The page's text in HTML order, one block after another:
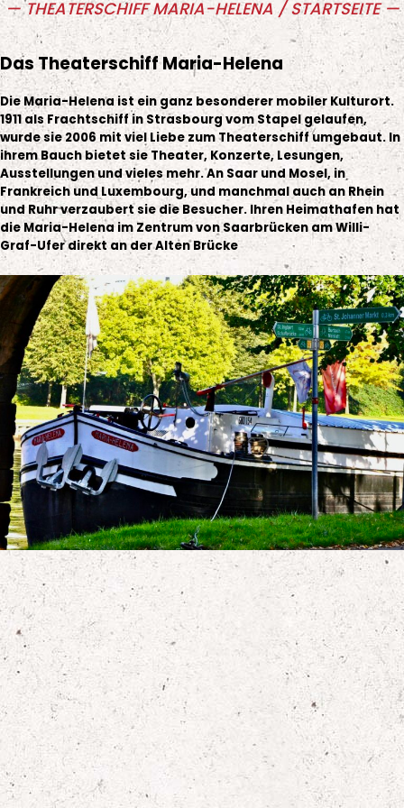
Zum
Inhalt
Zum
Hauptmenü
THEATERSCHIFF MARIA-HELENA / STARTSEITE
Das Theaterschiff Maria-Helena
Die Maria-Helena ist ein ganz besonderer mobiler Kulturort.
1911 als Frachtschiff in Strasbourg vom Stapel gelaufen,
wurde sie 2006 mit viel Liebe zum Theaterschiff umgebaut. In
ihrem Bauch bietet sie Theater, Konzerte, Lesungen,
Ausstellungen und vieles mehr. An Saar und Mosel, in
Frankreich und Luxembourg, und manchmal auch an Rhein
und Ruhr verzaubert sie die Besucher. Ihren Heimathafen hat
die Maria-Helena im Zentrum von Saarbrücken am Willi-
Graf-Ufer direkt an der Alten Brücke